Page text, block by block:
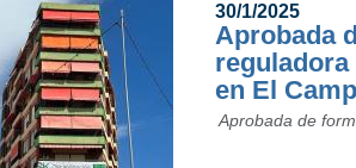
30/1/2025
Aprobada
en El
Aprobada de